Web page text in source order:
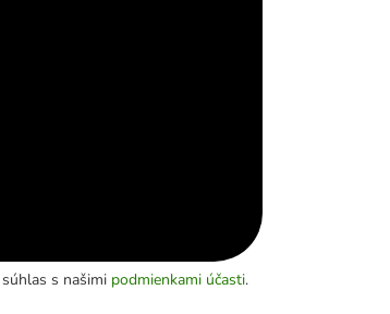
s našimi podmienkami účasti.